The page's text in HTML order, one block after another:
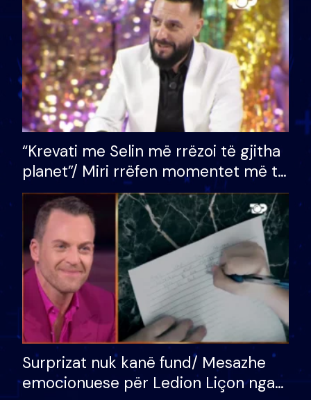
“Krevati me Selin më rrëzoi të gjitha
planet”/ Miri rrëfen momentet më të
bukura në shtëpinë e BB VIP: Do më
mungojë zilja e mëngjesit kur…
Surprizat nuk kanë fund/ Mesazhe
emocionuese për Ledion Liçon nga